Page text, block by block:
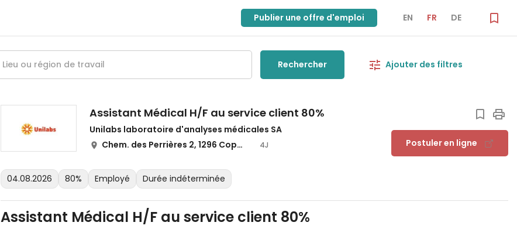
Publier une offre d'emploi EN FR DE
Rechercher Ajouter des filtres
Assistant Médical H/F au service client 80%
Unilabs laboratoire d'analyses médicales SA
Chem. des Perrières 2, 1296 Coppet
4J Postuler en ligne
04.08.2026 80% Employé Durée indéterminée
Assistant Médical H/F au service client 80%